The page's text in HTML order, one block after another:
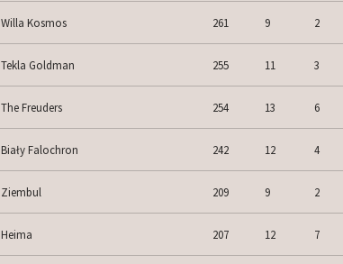
Willa Kosmos 261 9 2
Tekla Goldman 255 11 3
The Freuders 254 13 6
Biały Falochron 242 12 4
Ziembul 209 9 2
Heima 207 12 7